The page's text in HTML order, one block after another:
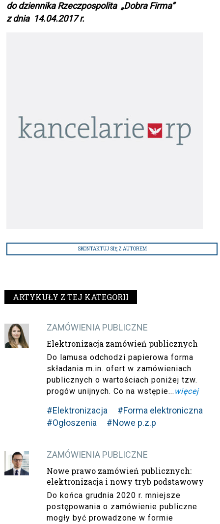
do dziennika Rzeczpospolita „Dobra Firma”
z dnia 14.04.2017 r.
SKONTAKTUJ SIĘ Z AUTOREM
ARTYKUŁY Z TEJ KATEGORII
ZAMÓWIENIA PUBLICZNE
Elektronizacja zamówień publicznych
Do lamusa odchodzi papierowa forma
składania m.in. ofert w zamówieniach
publicznych o wartościach poniżej tzw.
progów unijnych. Co na wstępie... więcej
#Elektronizacja
#Forma elektroniczna
#Ogłoszenia
#Nowe p.z.p
ZAMÓWIENIA PUBLICZNE
Nowe prawo zamówień publicznych:
elektronizacja i nowy tryb podstawowy
Do końca grudnia 2020 r. mniejsze
postępowania o zamówienie publiczne
mogły być prowadzone w formie